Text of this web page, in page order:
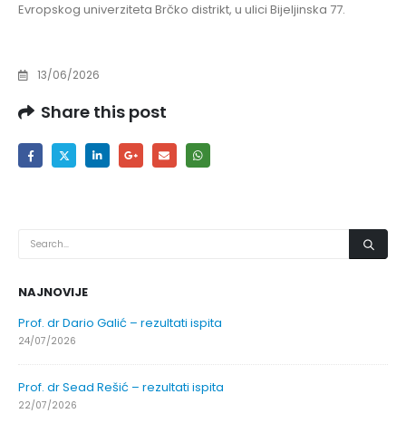
Evropskog univerziteta Brčko distrikt, u ulici Bijeljinska 77.
13/06/2026
Share this post
NAJNOVIJE
Prof. dr Dario Galić – rezultati ispita
24/07/2026
Prof. dr Sead Rešić – rezultati ispita
22/07/2026